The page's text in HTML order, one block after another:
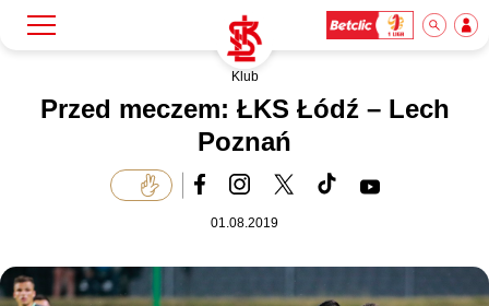
Klub
Klub
Przed meczem: ŁKS Łódź – Lech
Poznań
01.08.2019